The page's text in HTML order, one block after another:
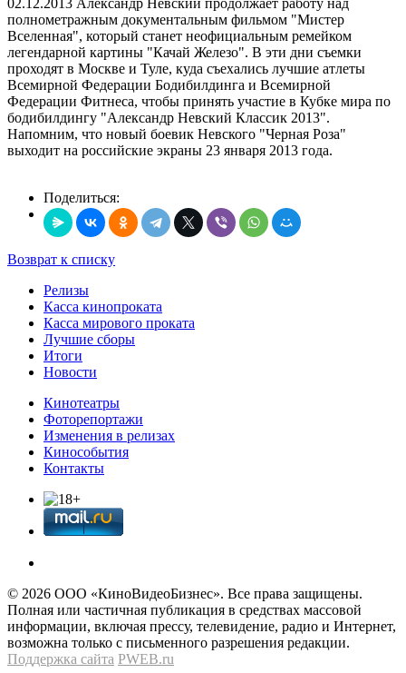
полнометражным документальным фильмом "Мистер
Вселенная", который станет неофициальным ремейком
легендарной картины "Качай Железо". В эти дни съемки
проходят в Москве и Туле, куда съехались лучшие атлеты
Всемирной Федерации Бодибилдинга и Всемирной
Федерации Фитнеса, чтобы принять участие в Кубке мира по
бодибилдингу "Александр Невский Классик 2013".
Напомним, что новый боевик Невского "Черная Роза"
выходит на российские экраны 23 января 2013 года.
Поделиться:
Возврат к списку
Релизы
Касса кинопроката
Касса мирового проката
Лучшие сборы
Итоги
Новости
Кинотеатры
Фоторепортажи
Изменения в релизах
Кинособытия
Контакты
© 2026 OOО «КиноВидеоБизнес». Все права защищены.
Полная или частичная публикация в средствах массовой
информации, включая прессу, телевидение, радио и Интернет,
возможна только с письменного разрешения редакции.
Поддержка сайта PWEB.ru